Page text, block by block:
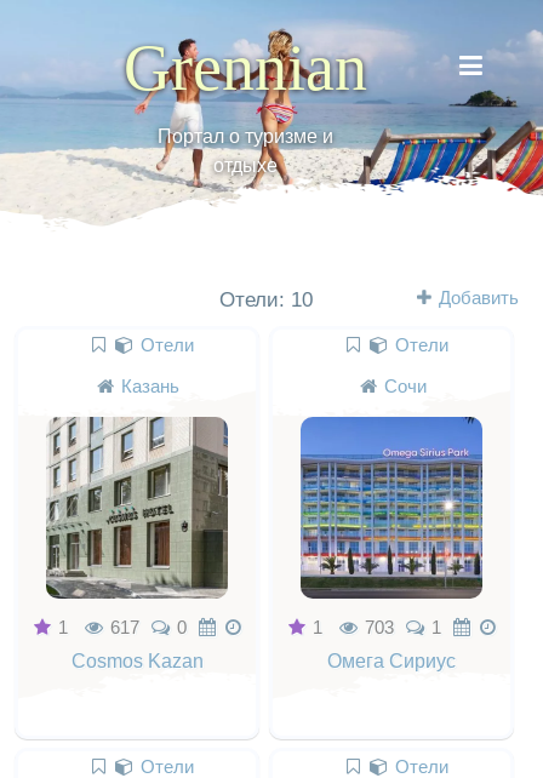
Grennian
Портал о туризме и
отдыхе
Отели: 10 Добавить
Отели
Казань
1 617
0
Cosmos Kazan
Отели
Сочи
1 703
1
Омега Сириус
Отели
Отели